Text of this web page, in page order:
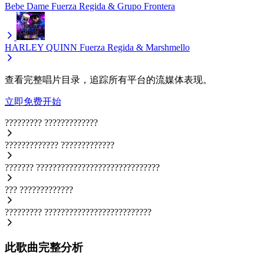
Bebe Dame Fuerza Regida & Grupo Frontera
HARLEY QUINN Fuerza Regida & Marshmello
查看完整唱片目录，追踪所有平台的流媒体表现。
立即免费开始
????????? ?????????????
????????????? ?????????????
??????? ??????????????????????????????
??? ?????????????
????????? ??????????????????????????
此歌曲完整分析